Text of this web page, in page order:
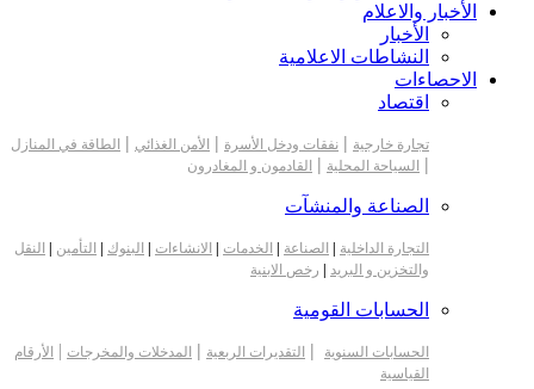
الأخبار والاعلام
الأخبار
النشاطات الاعلامية
الاحصاءات
اقتصاد
تجارة خارجية | نفقات ودخل الأسرة | الأمن الغذائي | الطاقة في المنازل
| السياحة المحلية | القادمون و المغادرون
الصناعة والمنشآت
التجارة الداخلية الصناعة الخدمات الانشاءات البنوك التأمين
النقل
والتخزين و البريد
رخص الابنية
الحسابات القومية
الحسابات السنوية | التقديرات الربعية | المدخلات والمخرجات |
الأرقام
القياسية